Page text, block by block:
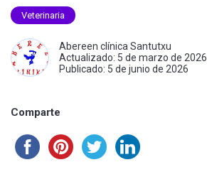
Veterinaria
Abereen clínica Santutxu
Actualizado: 5 de marzo de 2026
Publicado: 5 de junio de 2026
Comparte